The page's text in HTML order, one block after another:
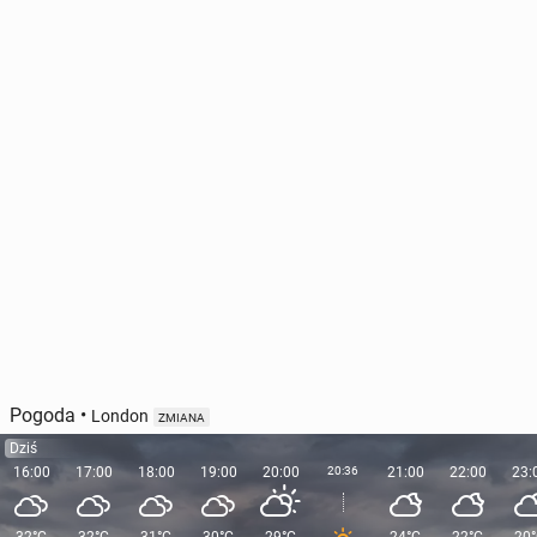
Pogoda • London ZMIANA
Dziś
16:00
17:00 18:00 19:00 20:00 20:36 21:00 22:00